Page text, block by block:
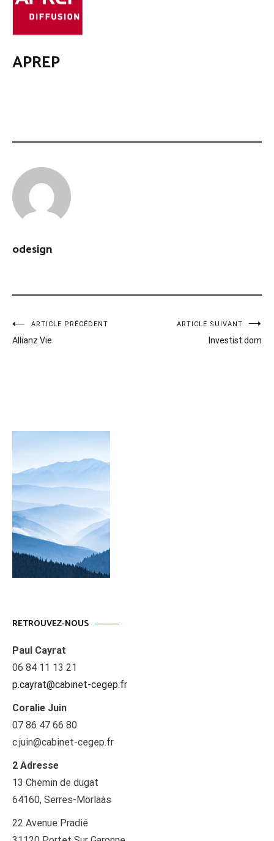
APREP
odesign
Navigation
de
ARTICLE PRÉCÉDENT
Allianz Vie
ARTICLE SUIVANT
Investist dom
RETROUVEZ-NOUS
Paul Cayrat
06 84 11 13 21
p.cayrat@cabinet-cegep.fr
Coralie Juin
07 86 47 66 80
c.juin@cabinet-cegep.fr
2 Adresse
13 Chemin de dugat
64160, Serres-Morlaàs
22 Avenue Pradié